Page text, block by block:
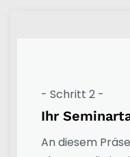
- Schritt 2 -
Ihr
An diesem